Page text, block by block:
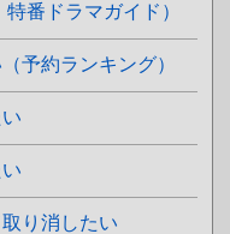
番ドラマガイド）
予約ランキング）
り消したい